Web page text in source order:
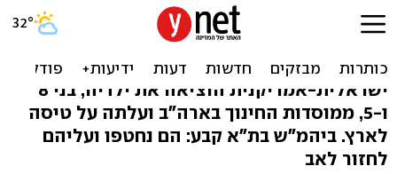
ילדים שאמם חטפה לארץ
יוחזרו לאב בארה"ב
ישראלית-אמריקנית הוציאה את ילדיה, בני 8
ו-5, ממוסדות החינוך בארה"ב ועלתה על טיסה
לארץ. ביהמ"ש בת"א קבע: הם נחטפו ועליהם
לחזור לאב